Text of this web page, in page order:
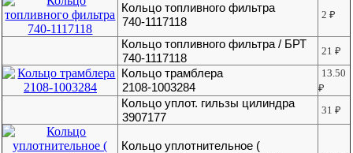
Кольцо топливного фильтра
740-1117118
2₽
Кольцо топливного фильтра / БРТ
740-1117118
21₽
Кольцо трамблера
2108-1003284
13.50
₽
Кольцо уплот. гильзы цилиндра
3907177
31₽
Кольцо уплотнительное (